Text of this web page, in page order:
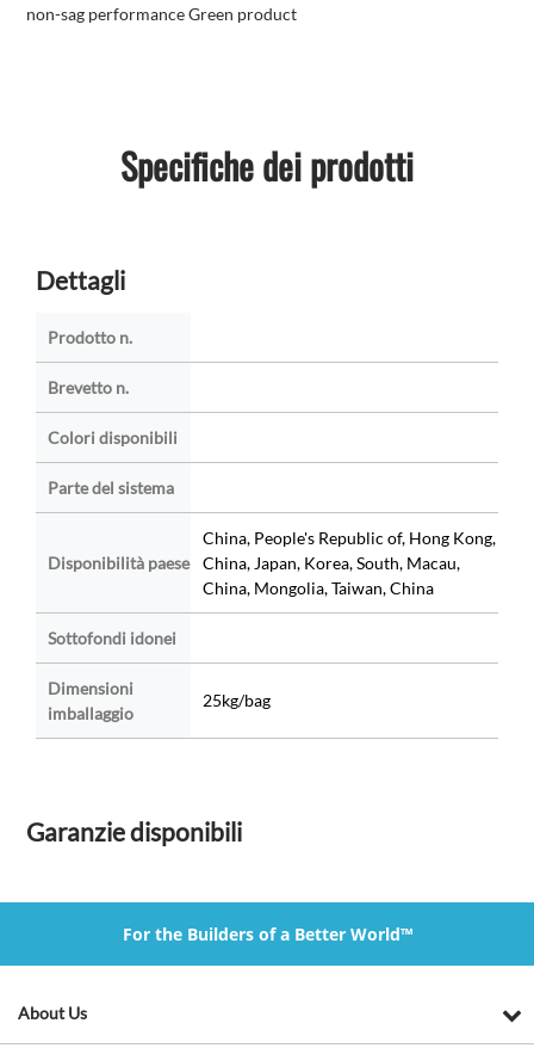
non-sag performance Green product
Specifiche dei prodotti
Dettagli
Prodotto n.
Brevetto n.
Colori disponibili
Parte del sistema
Disponibilità paese
China, People's Republic of, Hong Kong,
China, Japan, Korea, South, Macau,
China, Mongolia, Taiwan, China
Sottofondi idonei
Dimensioni
imballaggio
25kg/bag
Garanzie disponibili
For the Builders of a Better World™
About Us